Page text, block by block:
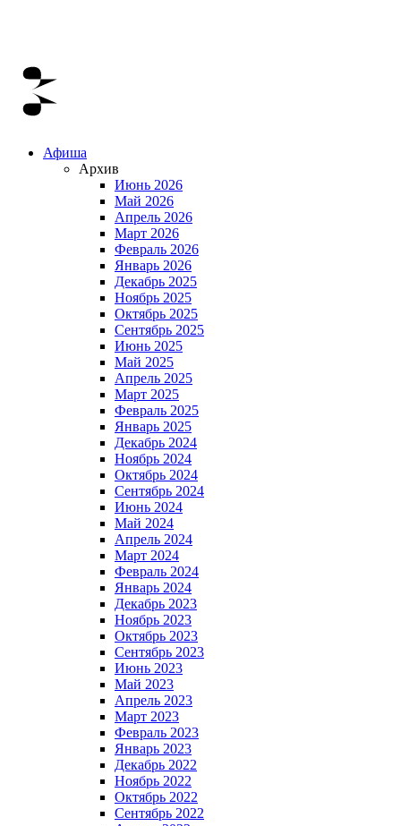
Афиша
Архив
Июнь 2026
Май 2026
Апрель 2026
Март 2026
Февраль 2026
Январь 2026
Декабрь 2025
Ноябрь 2025
Октябрь 2025
Сентябрь 2025
Июнь 2025
Май 2025
Апрель 2025
Март 2025
Февраль 2025
Январь 2025
Декабрь 2024
Ноябрь 2024
Октябрь 2024
Сентябрь 2024
Июнь 2024
Май 2024
Апрель 2024
Март 2024
Февраль 2024
Январь 2024
Декабрь 2023
Ноябрь 2023
Октябрь 2023
Сентябрь 2023
Июнь 2023
Май 2023
Апрель 2023
Март 2023
Февраль 2023
Январь 2023
Декабрь 2022
Ноябрь 2022
Октябрь 2022
Сентябрь 2022